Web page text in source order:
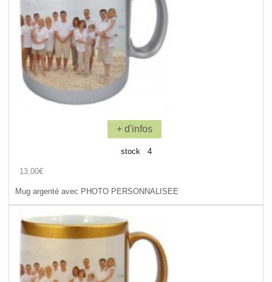
+ d'infos
stock 4
13,00€
Mug argenté avec PHOTO PERSONNALISEE